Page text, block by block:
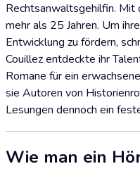
Rechtsanwaltsgehilfin. Mit
mehr als 25 Jahren. Um
Entwicklung zu fördern,
Couillez entdeckte ihr
Romane für ein
sie Autoren von
Lesungen dennoch ein
Wie man ein